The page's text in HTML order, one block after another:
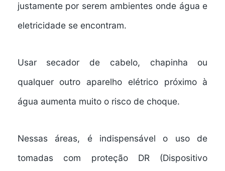
justamente por serem ambientes onde água e
eletricidade se encontram.
Usar secador de cabelo, chapinha ou
qualquer outro aparelho elétrico próximo à
água aumenta muito o risco de choque.
Nessas áreas, é indispensável o uso de
tomadas com proteção DR (Dispositivo